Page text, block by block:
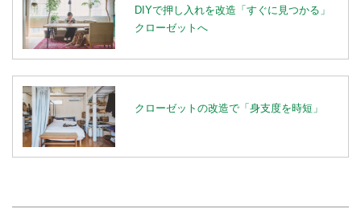
DIYで押し入れを改造「すぐに見つかる」
クローゼットへ
クローゼットの改造で「身支度を時短」